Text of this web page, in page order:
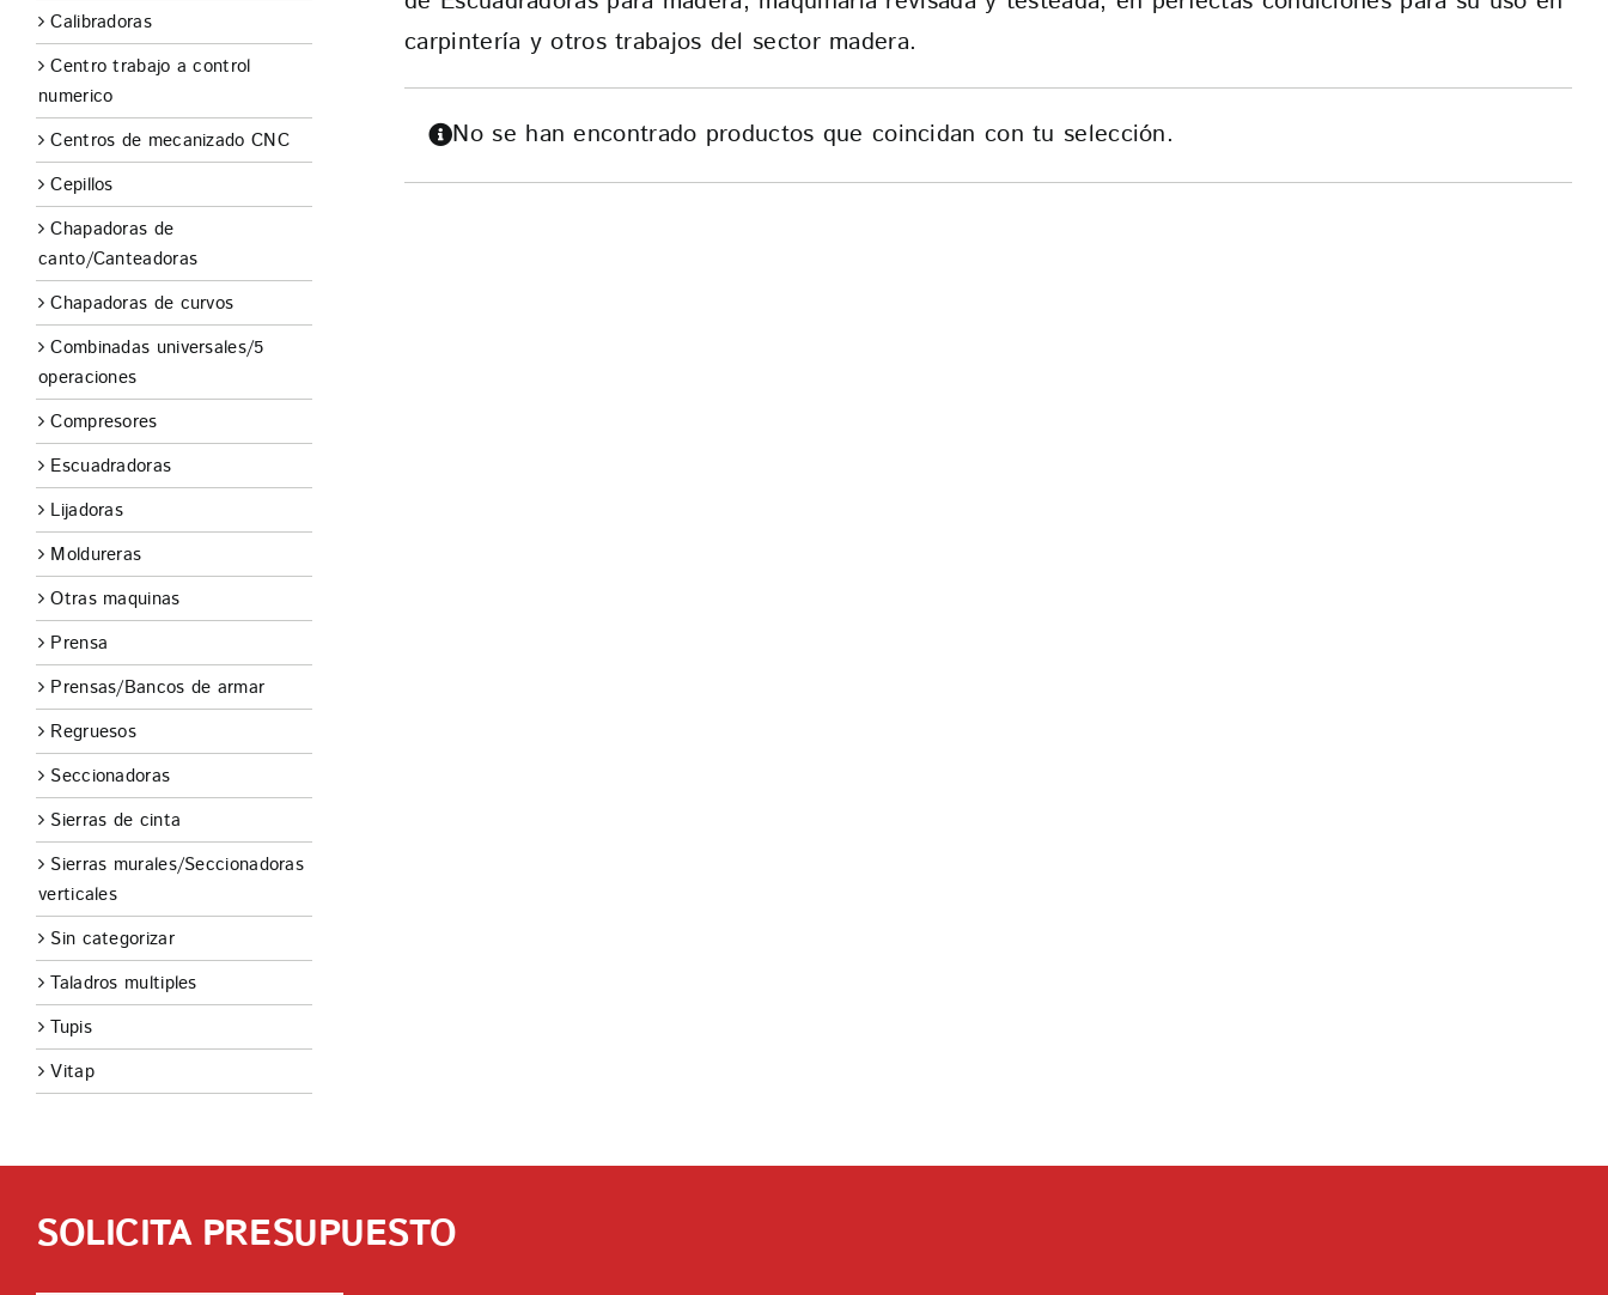
CONTACTO
carpintería y otros trabajos del sector madera.
No se han encontrado productos que coincidan con tu selección.
Calibradoras
Centro trabajo a control
numerico
Centros de mecanizado CNC
Cepillos
Chapadoras de
canto/Canteadoras
Chapadoras de curvos
Combinadas universales/5
operaciones
Compresores
Escuadradoras
Lijadoras
Moldureras
Otras maquinas
Prensa
Prensas/Bancos de armar
Regruesos
Seccionadoras
Sierras de cinta
Sierras murales/Seccionadoras
verticales
Sin categorizar
Taladros multiples
Tupis
Vitap
SOLICITA PRESUPUESTO